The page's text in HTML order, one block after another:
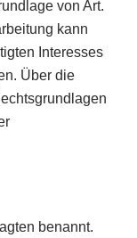
von Art.
kann
Interesses
Über die
benannt.